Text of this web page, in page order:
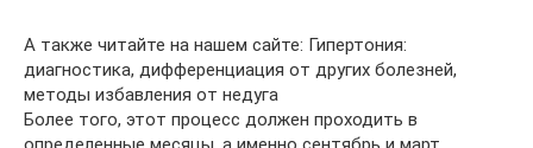
А также читайте на нашем сайте: Гипертония:
диагностика, дифференциация от других болезней,
методы избавления от недуга
Более того, этот процесс должен проходить в